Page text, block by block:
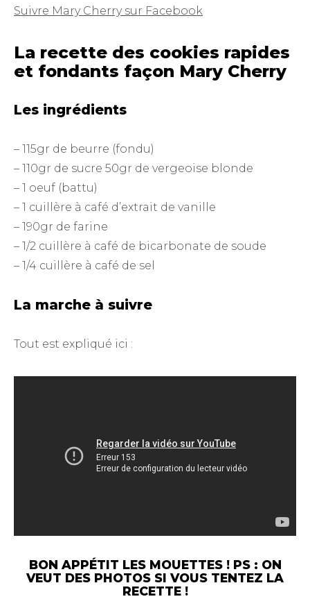
Suivre Mary Cherry sur Facebook
La recette des cookies rapides
et fondants façon Mary Cherry
Les ingrédients
– 115gr de beurre (fondu)
– 110gr de sucre 50gr de vergeoise blonde
– 1 oeuf (battu)
– 1 cuillère à café d’extrait de vanille
– 190gr de farine
– 1/2 cuillère à café de bicarbonate de soude
– 1/4 cuillère à café de sel
La marche à suivre
Tout est expliqué ici :
BON APPÉTIT LES MOUETTES ! PS : ON
VEUT DES PHOTOS SI VOUS TENTEZ LA
RECETTE !